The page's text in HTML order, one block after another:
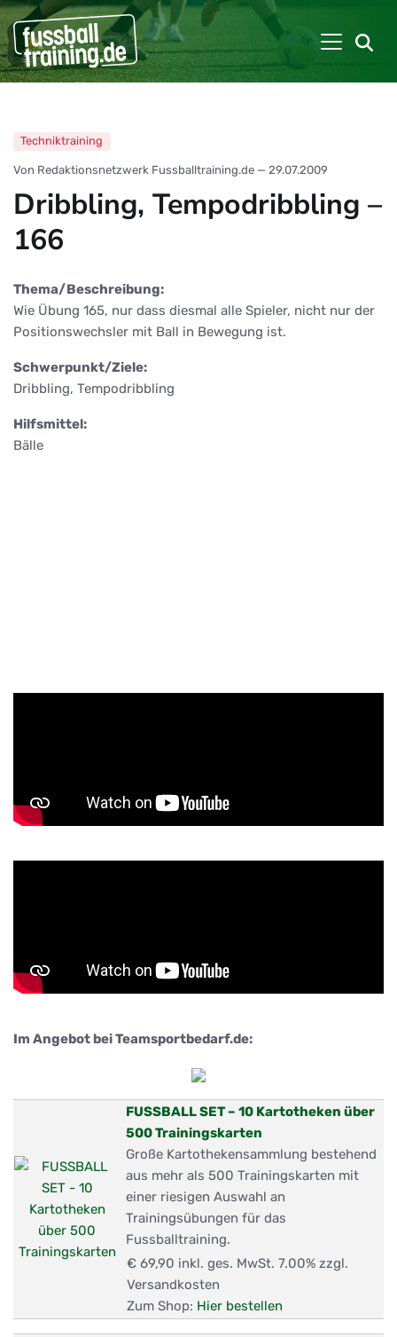
Techniktraining
Von Redaktionsnetzwerk Fussballtraining.de — 29.07.2009
Dribbling, Tempodribbling –
166
Thema/Beschreibung:
Wie Übung 165, nur dass diesmal alle Spieler, nicht nur der
Positionswechsler mit Ball in Bewegung ist.
Schwerpunkt/Ziele:
Dribbling, Tempodribbling
Hilfsmittel:
Bälle
Im Angebot bei Teamsportbedarf.de:
FUSSBALL SET – 10 Kartotheken über
500 Trainingskarten
Große Kartothekensammlung bestehend
aus mehr als 500 Trainingskarten mit
einer riesigen Auswahl an
Trainingsübungen für das
Fussballtraining.
€ 69,90 inkl. ges. MwSt. 7.00% zzgl.
Versandkosten
Zum Shop: Hier bestellen